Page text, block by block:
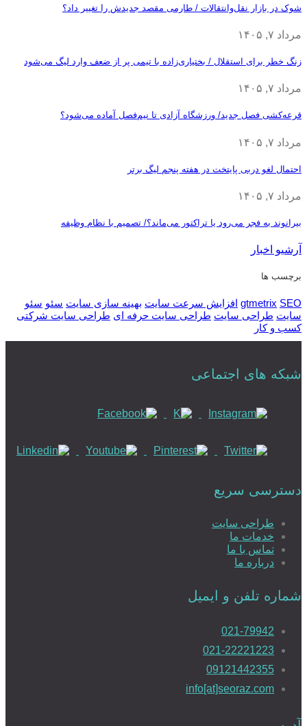
شوک در بازار نقل‌وانتقالات / طارمی مقصد جدیدش را تغییر داد؟
مرداد ۷, ۱۴۰۵
زنگ خطر برای استقلال / بختیاری‌زاده با تیمی پر از ضعف وارد لیگ می‌شود
مرداد ۷, ۱۴۰۵
قرعه‎‌کشی فصل جدید/ ورزشگاه آزادی تا نیم‌فصل آماده می‌شود؟
مرداد ۷, ۱۴۰۵
احتمال لغو دربی پایتخت در هفته پنجم لیگ برتر
مرداد ۷, ۱۴۰۵
بیرانوند به فجر می‌رود یا تراکتور می‌ماند؟/ تصمیم با نظام وظیفه
آرشیو اخبار
برچسب ها
gtmetrix SEO افزایش سرعت سایت بهینه سازی سایت سئو سئو
سایت طراحی سایت طراحی سایت حرفه ای طراحی سایت شرکتی
کسب و کار
شبکه های اجتماعی
دسترسی سریع
طراحی سایت
خدمات ما
تماس با ما
درباره ما
شماره تلفن و ایمیل
021-79942
021-22221223
09121442355
info[at]seoraz.com